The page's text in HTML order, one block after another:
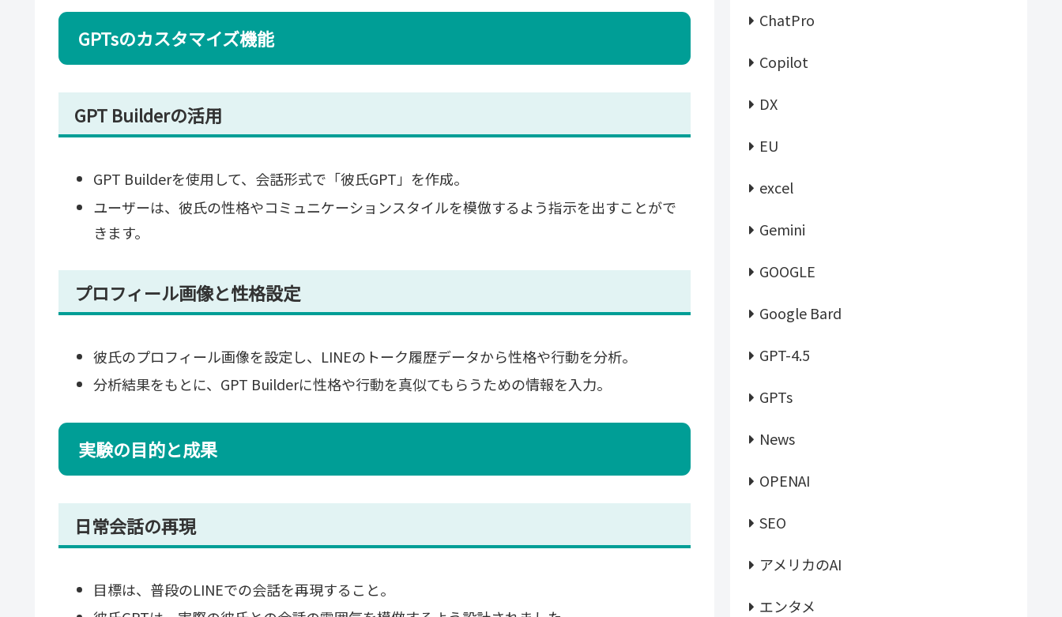
GPTsのカスタマイズ機能
GPT Builderの活用
GPT Builderを使用して、会話形式で「彼氏GPT」を作成。
ユーザーは、彼氏の性格やコミュニケーションスタイルを模倣するよう指示を出すことがで
きます。
プロフィール画像と性格設定
彼氏のプロフィール画像を設定し、LINEのトーク履歴データから性格や行動を分析。
分析結果をもとに、GPT Builderに性格や行動を真似てもらうための情報を入力。
実験の目的と成果
日常会話の再現
目標は、普段のLINEでの会話を再現すること。
ChatPro
Copilot
DX
EU
excel
Gemini
GOOGLE
Google Bard
GPT-4.5
GPTs
News
OPENAI
SEO
アメリカのAI
エンタメ